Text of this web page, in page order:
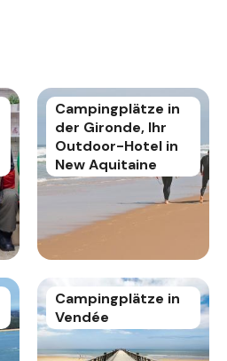
Campingplätze in
der Gironde, Ihr
Outdoor-Hotel in
New Aquitaine
Campingplätze in
Vendée